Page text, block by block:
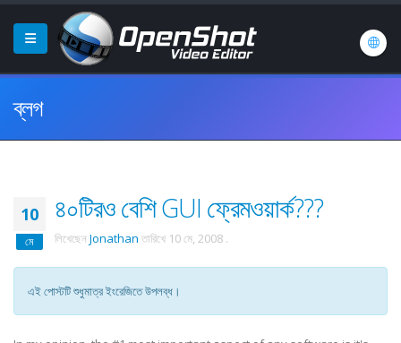
ব্লগ
10
মে
৪০টিরও বেশি GUI ফ্রেমওয়ার্ক???
লিখেছেন Jonathan তারিখে 10 মে, 2008 .
এই পোস্টটি শুধুমাত্র ইংরেজিতে উপলব্ধ।